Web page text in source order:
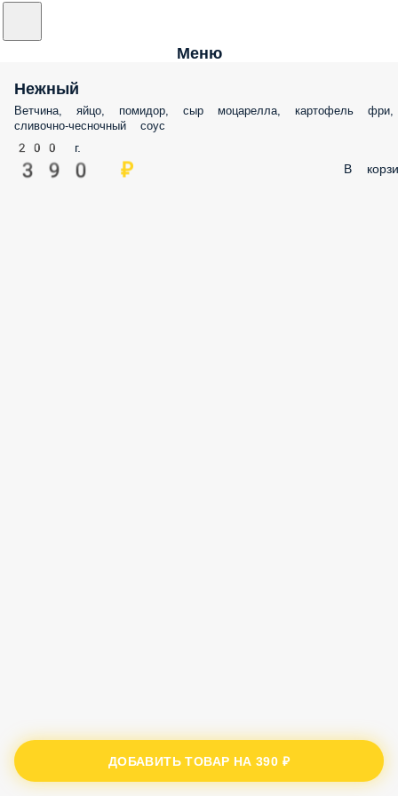
Меню
Нежный
Ветчина, яйцо, помидор, сыр моцарелла, картофель фри,
сливочно-чесночный соус
200 г.
390 ₽ В
ДОБАВИТЬ ТОВАР НА390 ₽